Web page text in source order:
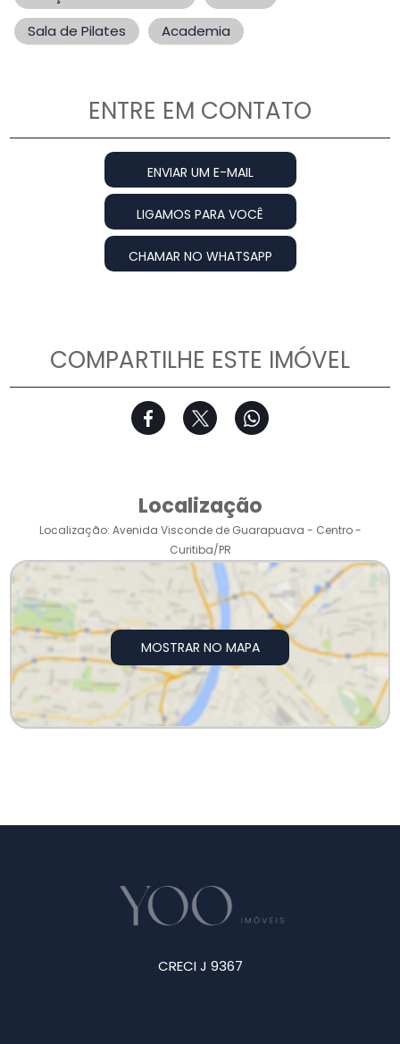
Sala de Pilates
Academia
ENTRE EM CONTATO
ENVIAR UM E-MAIL
LIGAMOS PARA VOCÊ
CHAMAR NO WHATSAPP
COMPARTILHE ESTE IMÓVEL
Localização
Localização: Avenida Visconde de Guarapuava - Centro -
Curitiba/PR
MOSTRAR NO MAPA
CRECI J 9367